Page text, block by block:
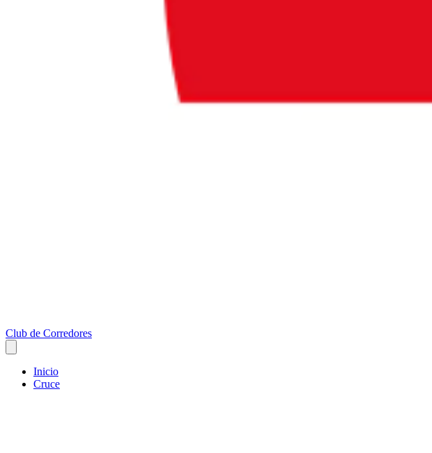
Club de Corredores
Inicio
Cruce